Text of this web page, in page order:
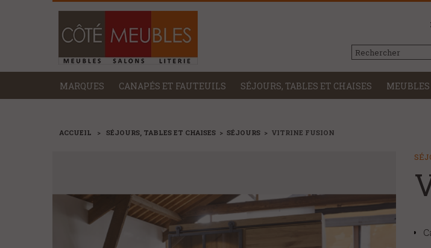
MARQUES CANAPÉS ET FAUTEUILS SÉJOURS, TABLES ET CHAISES MEUBLES
ACCUEIL > SÉJOURS, TABLES ET CHAISES > SÉJOURS > VITRINE FUSION